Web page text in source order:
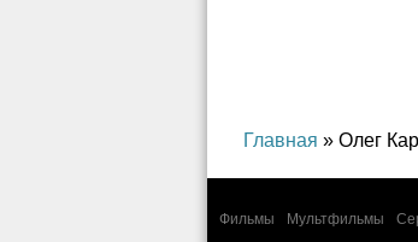
Главная » Олег
Фильмы Мультфильмы